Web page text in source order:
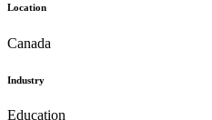
Location
Canada
Industry
Education